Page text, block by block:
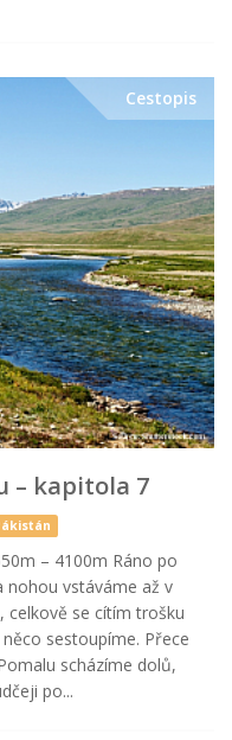
Cestopis
– kapitola 7
– 4100m Ráno po
nohou vstáváme až v
celkově se cítím trošku
sestoupíme. Přece
scházíme dolů,
po...